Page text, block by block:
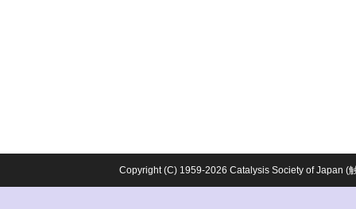
Copyright (C) 1959-2026 Catalysis Society of Japan (